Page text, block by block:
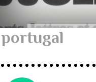
portugal